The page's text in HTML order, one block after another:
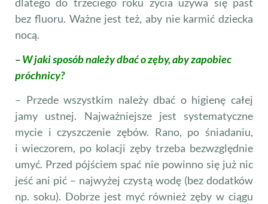
bez fluoru. Ważne jest też, aby nie karmić dziecka
nocą.
– W jaki sposób należy dbać o zęby, aby zapobiec
próchnicy?
– Przede wszystkim należy dbać o higienę całej
jamy ustnej. Najważniejsze jest systematyczne
mycie i czysz­czenie zębów. Rano, po śniadaniu,
i wieczorem, po kolacji zęby trzeba bezwzględnie
umyć. Przed pójściem spać nie powinno się już nic
jeść ani pić – najwyżej czystą wodę (bez dodatków
np. soku). Dobrze jest myć również zęby w ciągu